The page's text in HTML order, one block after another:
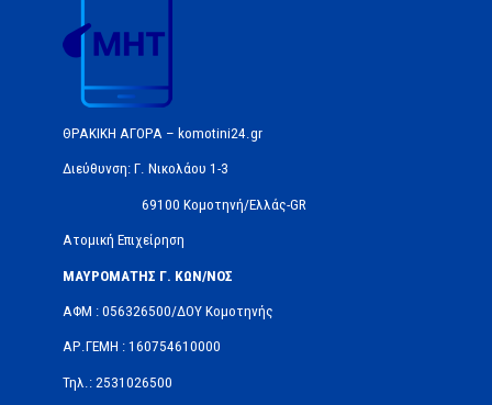
ΘΡΑΚΙΚΗ ΑΓΟΡΑ – komotini24.gr
Διεύθυνση: Γ. Νικολάου 1-3
69100 Κομοτηνή/Ελλάς-GR
Ατομική Επιχείρηση
ΜΑΥΡΟΜΑΤΗΣ Γ. ΚΩΝ/ΝΟΣ
ΑΦΜ : 056326500/ΔOΥ Κομοτηνής
ΑΡ.ΓΕΜΗ : 160754610000
Τηλ.: 2531026500